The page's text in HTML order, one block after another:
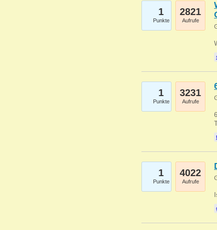
1
Punkte
2821
Aufrufe
1
Punkte
3231
Aufrufe
1
Punkte
4022
Aufrufe